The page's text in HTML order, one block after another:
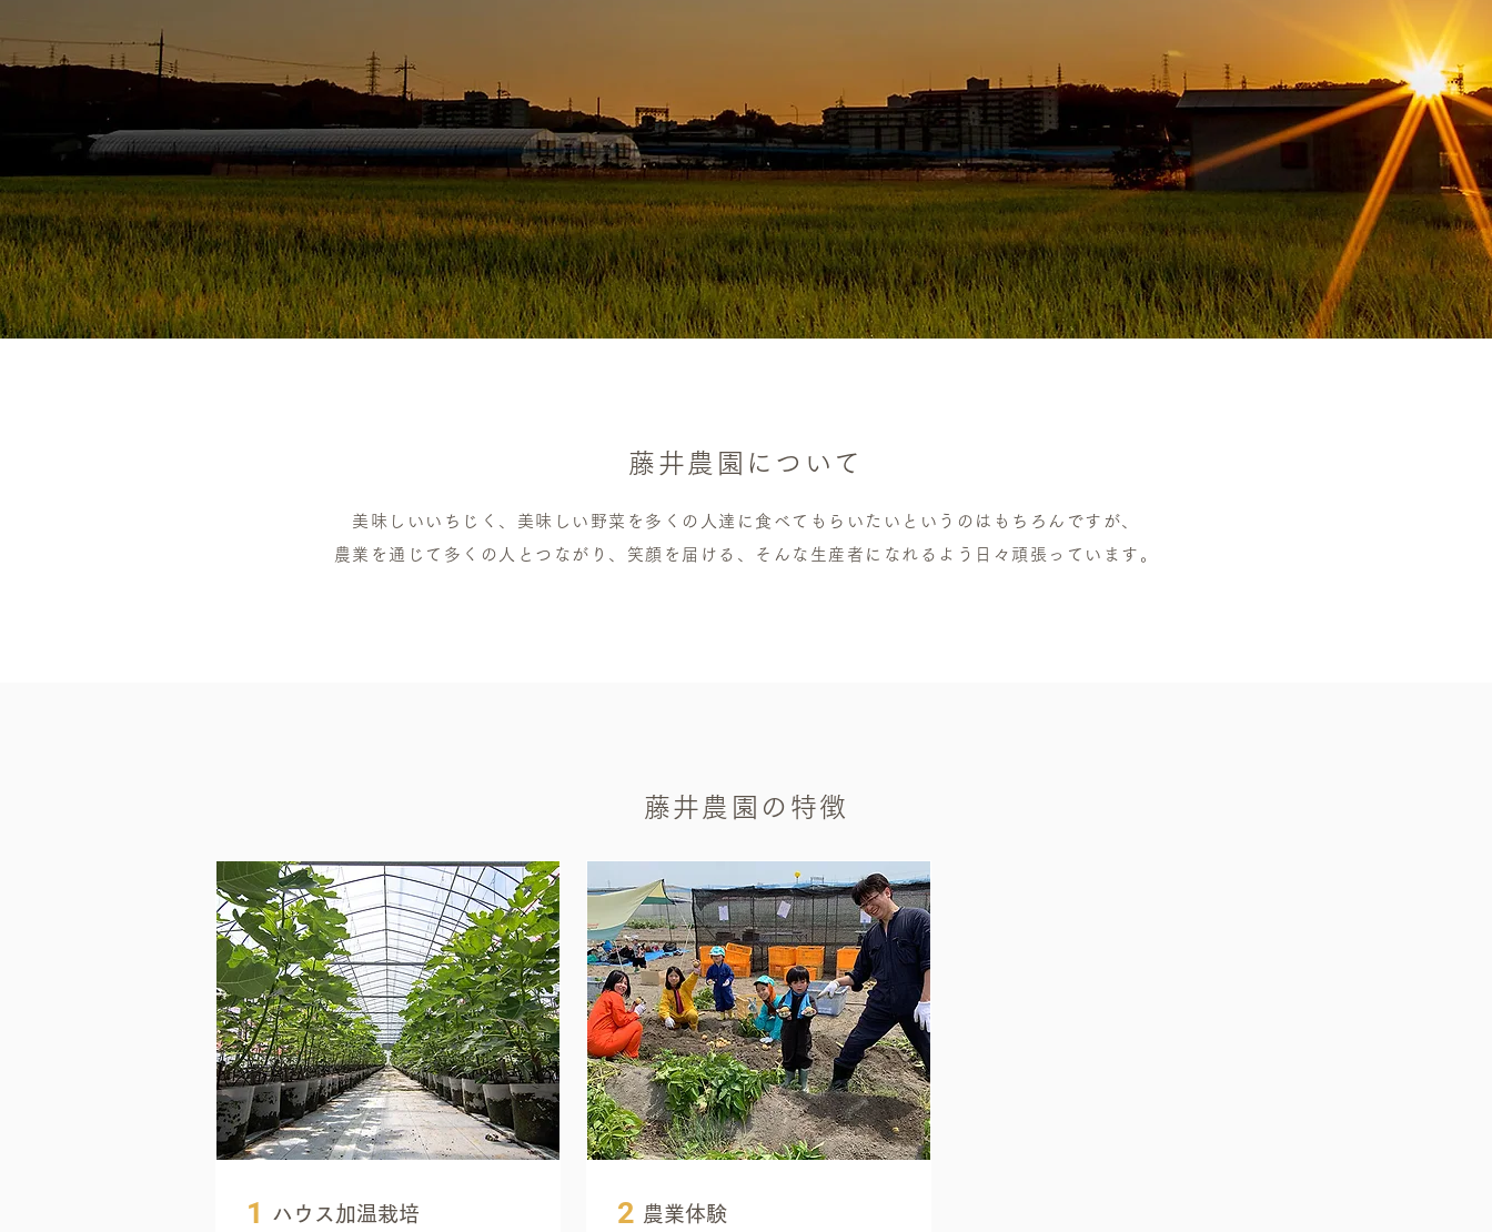
藤井農園について
美味しいいちじく、美味しい野菜を多くの人達に食べてもらいたいというのはもちろんですが、
農業を通じて多くの人とつながり、笑顔を届ける、そんな生産者になれるよう日々頑張っています。
藤井農園の特徴
1 ハウス加温栽培 2 農業体験